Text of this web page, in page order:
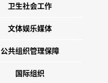
卫生社会工作
文体娱乐媒体
公共组织管理保障
国际组织